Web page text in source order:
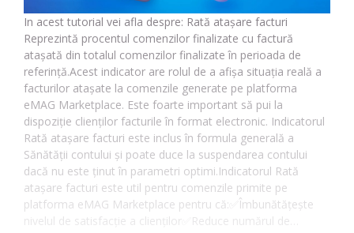
In acest tutorial vei afla despre: Rată atașare facturi
Reprezintă procentul comenzilor finalizate cu factură
atașată din totalul comenzilor finalizate în perioada de
referință.Acest indicator are rolul de a afișa situația reală a
facturilor atașate la comenzile generate pe platforma
eMAG Marketplace. Este foarte important să pui la
dispoziție clienților facturile în format electronic. Indicatorul
Rată atașare facturi este inclus în formula generală a
Sănătății contului și poate duce la suspendarea contului
dacă nu este ținut în parametri optimi.Indicatorul Rată
atașare facturi este util pentru comenzile primite pe
platforma eMAG Marketplace pentru că:✅Îmbunătățește
nivelul de satisfacție a clienților✅Reduce numărul de…